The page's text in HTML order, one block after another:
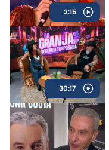
2:15
30:17